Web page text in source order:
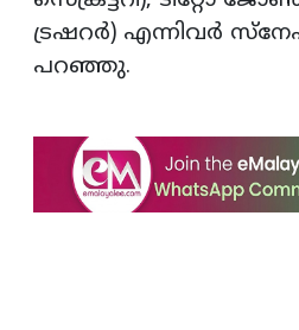
ട്രഷറര്‍) എന്നിവര്‍
പറഞ്ഞു.